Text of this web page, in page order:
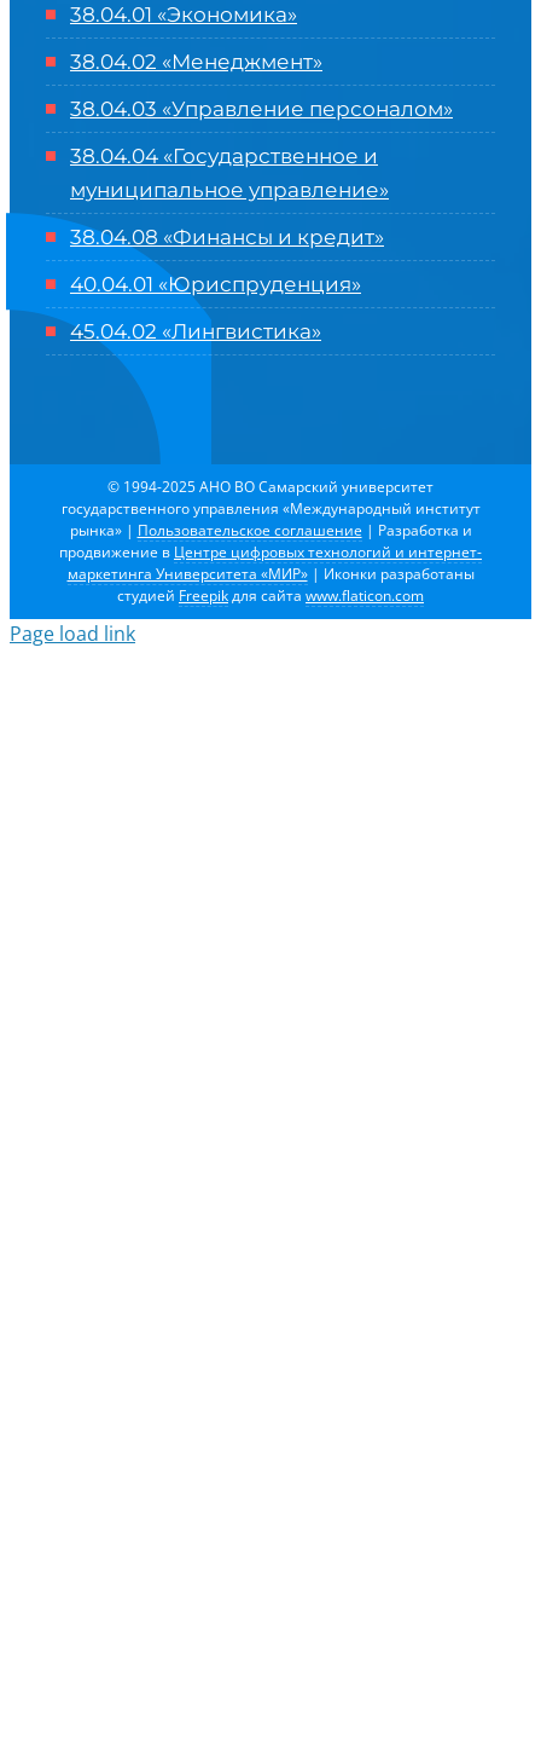
38.04.01 «Экономика»
38.04.02 «Менеджмент»
38.04.03 «Управление персоналом»
38.04.04 «Государственное и
муниципальное управление»
38.04.08 «Финансы и кредит»
40.04.01 «Юриспруденция»
45.04.02 «Лингвистика»
© 1994-2025 АНО ВО Самарский университет
государственного управления «Международный институт
рынка» | Пользовательское соглашение | Разработка и
продвижение в Центре цифровых технологий и интернет-
маркетинга Университета «МИР»| Иконки разработаны
студией Freepikдля сайта www.flaticon.com
Page load link